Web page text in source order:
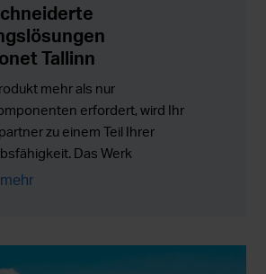
Tallinn
mehr als nur
erfordert, wird Ihr
zu einem Teil Ihrer
Das Werk
in Tallinn unterstützt Kunden